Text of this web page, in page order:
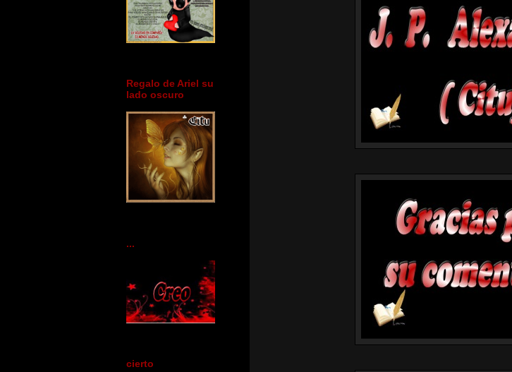
Regalo de Ariel su
lado oscuro
...
cierto